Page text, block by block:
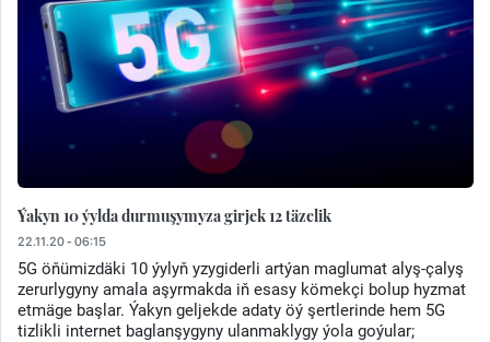
Ýakyn 10 ýylda durmuşymyza girjek 12 täzelik
22.11.20 - 06:15
5G öňümizdäki 10 ýylyň yzygiderli artýan maglumat alyş-çalyş
zerurlygyny amala aşyrmakda iň esasy kömekçi bolup hyzmat
etmäge başlar. Ýakyn geljekde adaty öý şertlerinde hem 5G
tizlikli internet baglanşygyny ulanmaklygy ýola goýular;